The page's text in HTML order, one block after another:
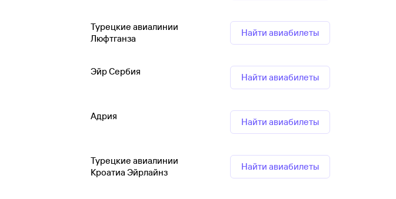
Турецкие авиалинии
Люфтганза
Найти авиабилеты
Эйр Сербия
Найти авиабилеты
Адрия
Найти авиабилеты
Турецкие авиалинии
Кроатиа Эйрлайнз
Найти авиабилеты